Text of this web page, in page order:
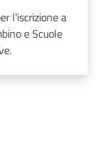
l'iscrizione a
e Scuole